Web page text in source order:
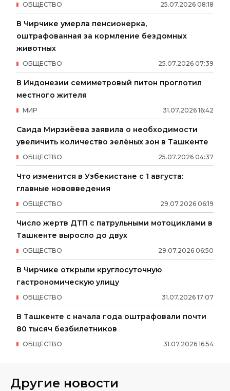
25.07.2026 08:18
ОБЩЕСТВО
В Чирчике умерла пенсионерка,
оштрафованная за кормление бездомных
животных
25.07.2026 07:39
ОБЩЕСТВО
В Индонезии семиметровый питон проглотил
местного жителя
31.07.2026 16:42
МИР
Саида Мирзиёева заявила о необходимости
увеличить количество зелёных зон в Ташкенте
25.07.2026 04:37
ОБЩЕСТВО
Что изменится в Узбекистане с 1 августа:
главные нововведения
29.07.2026 06:19
ОБЩЕСТВО
Число жертв ДТП с патрульными мотоциклами в
Ташкенте выросло до двух
29.07.2026 06:50
ОБЩЕСТВО
В Чирчике открыли круглосуточную
гастрономическую улицу
31.07.2026 17:07
ОБЩЕСТВО
В Ташкенте с начала года оштрафовали почти
80 тысяч безбилетников
31.07.2026 16:54
ОБЩЕСТВО
Другие новости